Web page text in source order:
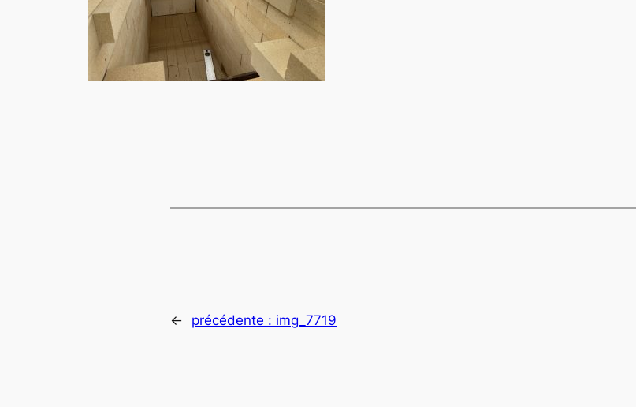
← précédente : img_7719